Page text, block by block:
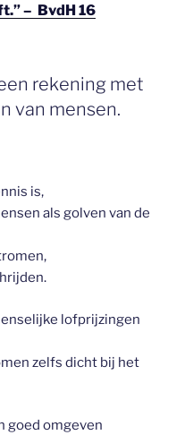
– BvdH 16
rekening met
van mensen.
is,
als golven van de
lofprijzingen
zelfs dicht bij het
goed omgeven